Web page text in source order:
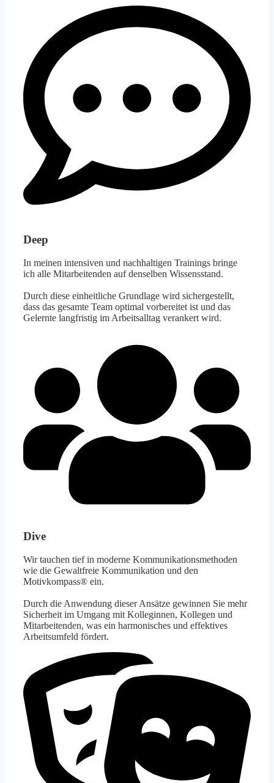
Deep
In meinen intensiven und nachhaltigen Trainings bringe
ich alle Mitarbeitenden auf denselben Wissensstand.
Durch diese einheitliche Grundlage wird sichergestellt,
dass das gesamte Team optimal vorbereitet ist und das
Gelernte langfristig im Arbeitsalltag verankert wird.
Dive
Wir tauchen tief in moderne Kommunikationsmethoden
wie die Gewaltfreie Kommunikation und den
Motivkompass® ein.
Durch die Anwendung dieser Ansätze gewinnen Sie mehr
Sicherheit im Umgang mit Kolleginnen, Kollegen und
Mitarbeitenden, was ein harmonisches und effektives
Arbeitsumfeld fördert.